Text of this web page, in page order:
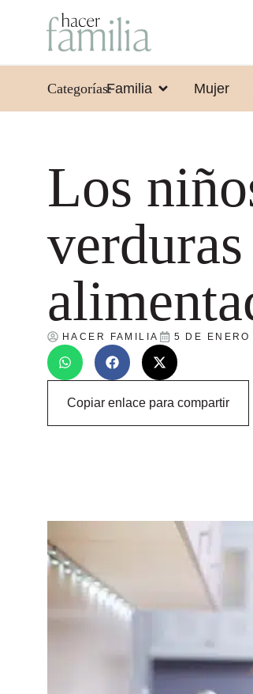
Categorías:Familia Mujer
Los
HACER FAMILIA 5 DE
Copiar enlace para compartir